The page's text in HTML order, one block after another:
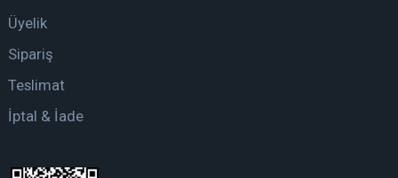
Üyelik
Sipariş
Teslimat
İptal & İade